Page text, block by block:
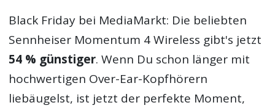
Black Friday bei MediaMarkt: Die beliebten
Sennheiser Momentum 4 Wireless gibt's jetzt
54 % günstiger. Wenn Du schon länger mit
hochwertigen Over-Ear-Kopfhörern
liebäugelst, ist jetzt der perfekte Moment,